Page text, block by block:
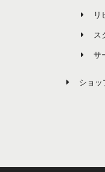
リ
ス
サ
ショッ